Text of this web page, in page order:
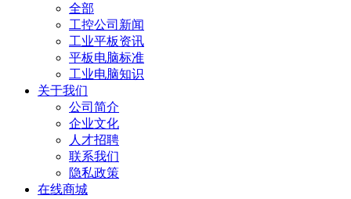
全部
工控公司新闻
工业平板资讯
平板电脑标准
工业电脑知识
关于我们
公司简介
企业文化
人才招聘
联系我们
隐私政策
在线商城